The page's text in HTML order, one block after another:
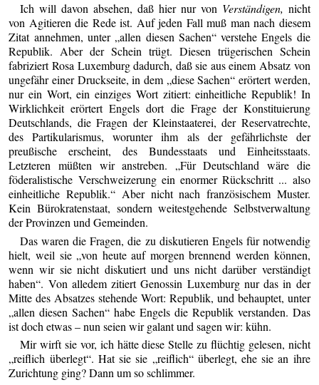
Ich will davon absehen, daß hier nur von Verständigen, nicht
von Agitieren die Rede ist. Auf jeden Fall muß man nach diesem
Zitat annehmen, unter „allen diesen Sachen“ verstehe Engels die
Republik. Aber der Schein trügt. Diesen trügerischen Schein
fabriziert Rosa Luxemburg dadurch, daß sie aus einem Absatz von
ungefähr einer Druckseite, in dem „diese Sachen“ erörtert werden,
nur ein Wort, ein einziges Wort zitiert: einheitliche Republik! In
Wirklichkeit erörtert Engels dort die Frage der Konstituierung
Deutschlands, die Fragen der Kleinstaaterei, der Reservatrechte,
des Partikularismus, worunter ihm als der gefährlichste der
preußische erscheint, des Bundesstaats und Einheitsstaats.
Letzteren müßten wir anstreben. „Für Deutschland wäre die
föderalistische Verschweizerung ein enormer Rückschritt ... also
einheitliche Republik.“ Aber nicht nach französischem Muster.
Kein Bürokratenstaat, sondern weitestgehende Selbstverwaltung
der Provinzen und Gemeinden.
Das waren die Fragen, die zu diskutieren Engels für notwendig
hielt, weil sie „von heute auf morgen brennend werden können,
wenn wir sie nicht diskutiert und uns nicht darüber verständigt
haben“. Von alledem zitiert Genossin Luxemburg nur das in der
Mitte des Absatzes stehende Wort: Republik, und behauptet, unter
„allen diesen Sachen“ habe Engels die Republik verstanden. Das
ist doch etwas – nun seien wir galant und sagen wir: kühn.
Mir wirft sie vor, ich hätte diese Stelle zu flüchtig gelesen, nicht
„reiflich überlegt“. Hat sie sie „reiflich“ überlegt, ehe sie an ihre
Zurichtung ging? Dann um so schlimmer.